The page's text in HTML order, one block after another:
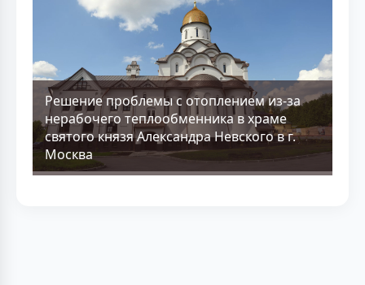
Решение проблемы с отоплением из-за
нерабочего теплообменника в храме
святого князя Александра Невского в г.
Москва